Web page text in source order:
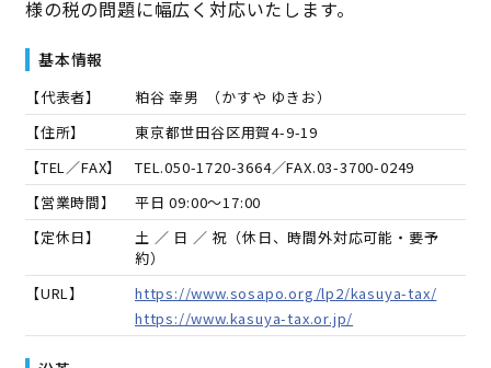
様の税の問題に幅広く対応いたします。
基本情報
【代表者】 粕谷 幸男 （かすや ゆきお）
【住所】
東京都世田谷区用賀4-9-19
【TEL／FAX】
TEL.050-1720-3664／FAX.03-3700-0249
【営業時間】
平日 09:00～17:00
【定休日】
土 ／ 日 ／ 祝（休日、時間外対応可能・要予
約）
【URL】
https://www.sosapo.org/lp2/kasuya-tax/
https://www.kasuya-tax.or.jp/